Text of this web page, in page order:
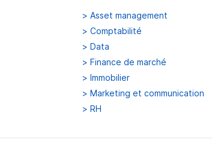
> Asset management
> Comptabilité
> Data
> Finance de marché
> Immobilier
> Marketing et communication
> RH